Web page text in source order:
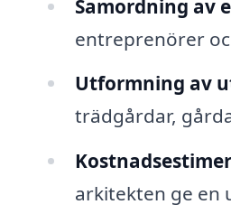
Samordning av
entreprenörer
Utformning av
trädgårdar,
arkitekten ge en